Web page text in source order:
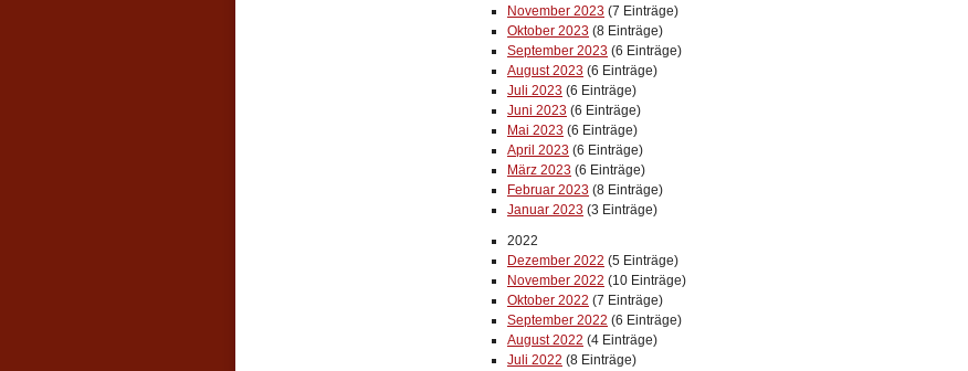
November 2023 (7 Einträge)
Oktober 2023 (8 Einträge)
September 2023 (6 Einträge)
August 2023 (6 Einträge)
Juli 2023 (6 Einträge)
Juni 2023 (6 Einträge)
Mai 2023 (6 Einträge)
April 2023 (6 Einträge)
März 2023 (6 Einträge)
Februar 2023 (8 Einträge)
Januar 2023 (3 Einträge)
2022
Dezember 2022 (5 Einträge)
November 2022 (10 Einträge)
Oktober 2022 (7 Einträge)
September 2022 (6 Einträge)
August 2022 (4 Einträge)
Juli 2022 (8 Einträge)